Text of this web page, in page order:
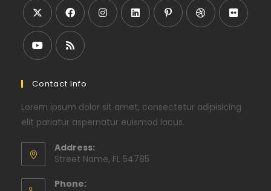
Contact Info
Lorem ipsum dolor sit amet, consectetur adipisicing
elit pariatur aspernatur euismod lacus.
Address:
Street Name, FL 54785
Phone: